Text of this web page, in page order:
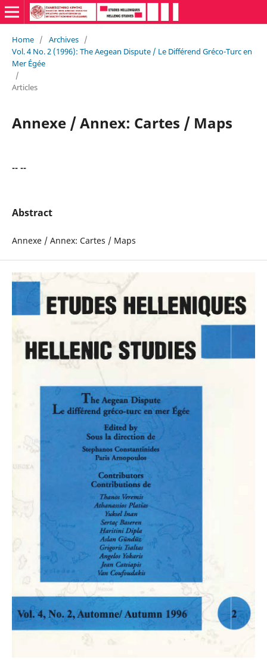
Home / Archives /
Vol. 4 No. 2 (1996): The Aegean Dispute / Le Différend Gréco-Turc en
Mer Égée
/
Articles
Annexe / Annex: Cartes / Maps
-- --
Abstract
Annexe / Annex: Cartes / Maps